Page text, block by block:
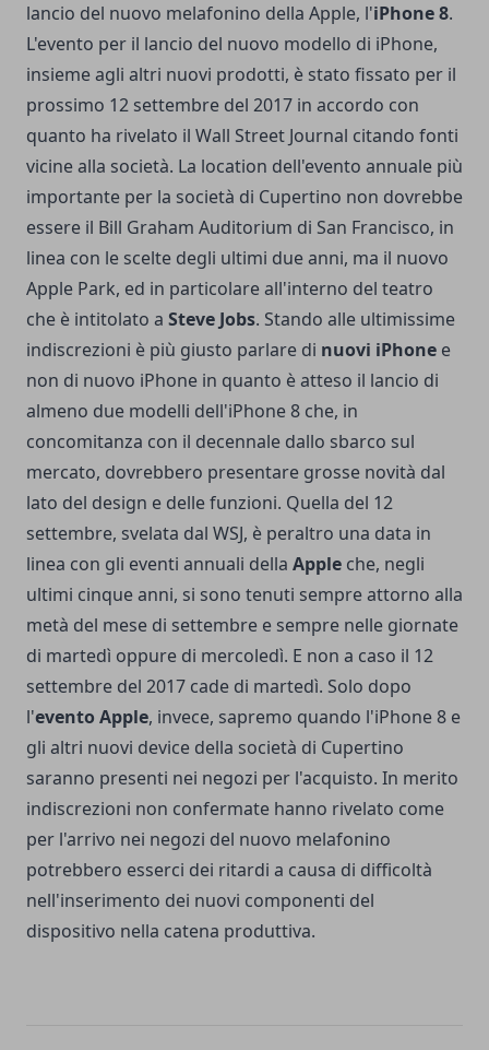
lancio del nuovo melafonino della Apple, l'iPhone 8.
L'evento per il lancio del nuovo modello di iPhone,
insieme agli altri nuovi prodotti, è stato fissato per il
prossimo 12 settembre del 2017 in accordo con
quanto ha rivelato il Wall Street Journal citando fonti
vicine alla società. La location dell'evento annuale più
importante per la società di Cupertino non dovrebbe
essere il Bill Graham Auditorium di San Francisco, in
linea con le scelte degli ultimi due anni, ma il nuovo
Apple Park, ed in particolare all'interno del teatro
che è intitolato a Steve Jobs. Stando alle ultimissime
indiscrezioni è più giusto parlare di nuovi iPhone e
non di nuovo iPhone in quanto è atteso il lancio di
almeno due modelli dell'iPhone 8 che, in
concomitanza con il decennale dallo sbarco sul
mercato, dovrebbero presentare grosse novità dal
lato del design e delle funzioni. Quella del 12
settembre, svelata dal WSJ, è peraltro una data in
linea con gli eventi annuali della Apple che, negli
ultimi cinque anni, si sono tenuti sempre attorno alla
metà del mese di settembre e sempre nelle giornate
di martedì oppure di mercoledì. E non a caso il 12
settembre del 2017 cade di martedì. Solo dopo
l'evento Apple, invece, sapremo quando l'iPhone 8 e
gli altri nuovi device della società di Cupertino
saranno presenti nei negozi per l'acquisto. In merito
indiscrezioni non confermate hanno rivelato come
per l'arrivo nei negozi del nuovo melafonino
potrebbero esserci dei ritardi a causa di difficoltà
nell'inserimento dei nuovi componenti del
dispositivo nella catena produttiva.